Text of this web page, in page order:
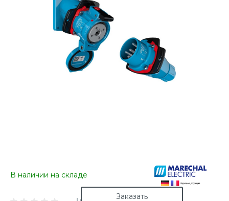
В наличии на складе
Заказать